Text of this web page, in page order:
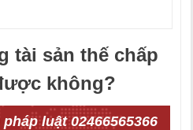
tài sản thế chấp
không?
luật 02466565366